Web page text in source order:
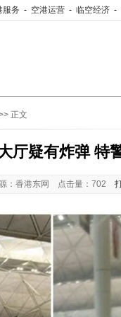
服务 - 空港运营 - 临空经济 -
正文
厅疑有炸弹 特
：香港东网 点击量： 702